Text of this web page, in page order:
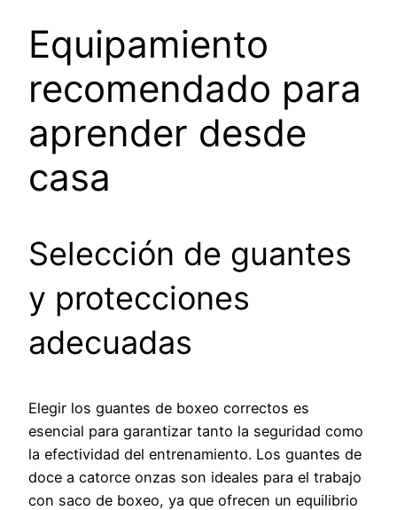
Equipamiento
recomendado para
aprender desde
casa
Selección de guantes
y protecciones
adecuadas
Elegir los guantes de boxeo correctos es
esencial para garantizar tanto la seguridad como
la efectividad del entrenamiento. Los guantes de
doce a catorce onzas son ideales para el trabajo
con saco de boxeo, ya que ofrecen un equilibrio